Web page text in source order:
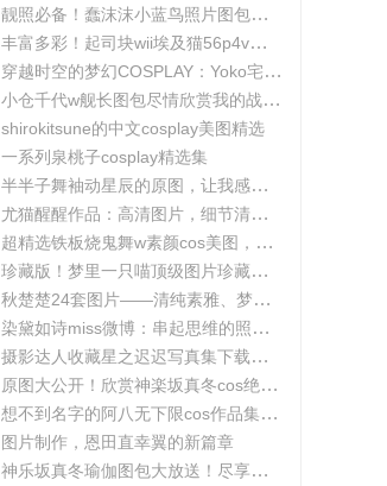
靓照必备！蠢沫沫小蓝鸟照片图包合集
丰富多彩！起司块wii埃及猫56p4v照片精选大集合
穿越时空的梦幻COSPLAY：Yoko宅夏电子档图包
小仓千代w舰长图包尽情欣赏我的战场作品集
shirokitsune的中文cosplay美图精选
一系列泉桃子cosplay精选集
半半子舞袖动星辰的原图，让我感受到了摄影的魅力
尤猫醒醒作品：高清图片，细节清晰展现真实美。
超精选铁板烧鬼舞w素颜cos美图，一定不会让你失望
珍藏版！梦里一只喵顶级图片珍藏套装。
秋楚楚24套图片——清纯素雅、梦幻唯美，成就一张张经典美图。
染黛如诗miss微博：串起思维的照片收集
摄影达人收藏星之迟迟写真集下载，原图分享带来无限想象空间。
原图大公开！欣赏神楽坂真冬cos绝対服従的高清细节
想不到名字的阿八无下限cos作品集锦，带你领略不一般的角色扮演魅力
图片制作，恩田直幸翼的新篇章
神乐坂真冬瑜伽图包大放送！尽享原图精粹